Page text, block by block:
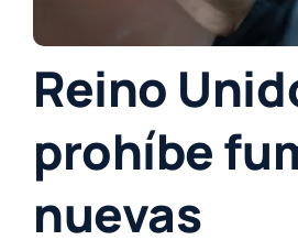
Reino
prohíbe
nuevas